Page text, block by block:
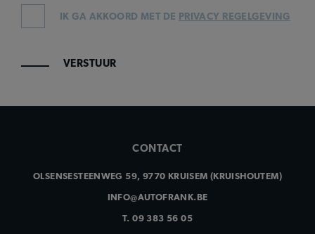
IK GA AKKOORD MET DE PRIVACY REGELGEVING
VERSTUUR
CONTACT
OLSENSESTEENWEG 59, 9770 KRUISEM (KRUISHOUTEM)
INFO@AUTOFRANK.BE
T.09 383 56 05